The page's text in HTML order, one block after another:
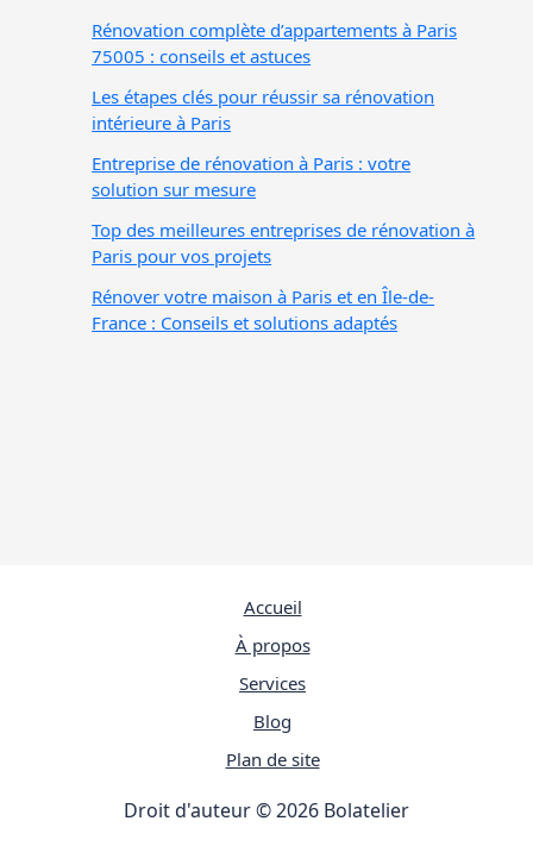
Rénovation complète d’appartements à Paris
75005 : conseils et astuces
Les étapes clés pour réussir sa rénovation
intérieure à Paris
Entreprise de rénovation à Paris : votre
solution sur mesure
Top des meilleures entreprises de rénovation à
Paris pour vos projets
Rénover votre maison à Paris et en Île-de-
France : Conseils et solutions adaptés
Accueil
À propos
Services
Blog
Plan de site
Droit d'auteur © 2026 Bolatelier